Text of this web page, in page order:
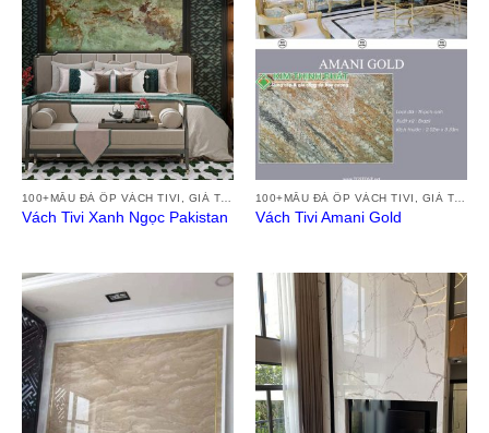
Vách Tivi Xanh Ngọc Pakistan Vách Tivi Amani Gold